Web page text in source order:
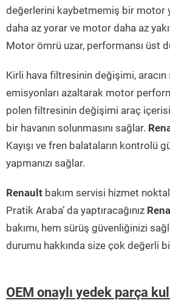
değerlerini kaybetmemiş bir motor
daha az yorar ve motor daha az
Motor ömrü uzar, performansı üst
Kirli hava filtresinin değişimi, aracın
emisyonları azaltarak motor
polen filtresinin değişimi araç
bir havanın solunmasını sağlar.
Kayışı ve fren balataların kontrolü
yapmanızı sağlar.
Renault bakım servisi hizmet
Pratik Araba’ da yaptıracağınız
bakımı, hem sürüş güvenliğinizi
durumu hakkında size çok değerli
OEM onaylı yedek parça